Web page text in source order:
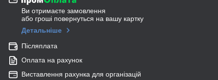
Ви отримаєте замовлення
або гроші повернуться на вашу картку
Детальніше
Післяплата
Оплата на рахунок
Виставлення рахунка для організацій